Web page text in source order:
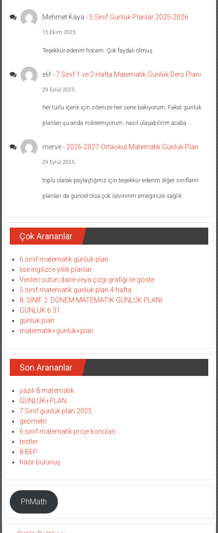
Mehmet Kaya - 5.Sınıf Günlük Planlar 2025-2026
15 Ekim 2025
Teşekkür ederim hocam. Çok faydalı olmuş.
elif-7.Sınıf 1.ve 2.Hafta Matematik Günlük Ders Planı
29 Eylül 2025
her türlü içerik için sitenize her sene bakıyorum. Fakat günlük
planları şu anda indiremiyorum. nasıl ulaşabilirim acaba
merve- 2026-2027 Ortaokul Matematik Günlük Plan
29 Eylül 2025
toplu olarak paylaştığınız için teşekkür ederim diğer sınıfların
planları da güncel olsa çok sevinirim emeğinize sağlık
Çok Arananlar
6.sınıf matematik günlük plan
lise ingilizce yıllık planlar
Verileri sütun daire veya çizgi grafiği ile göste
5.sınıf matematik günlük plan 4.hafta
8. SINIF 2. DÖNEM MATEMATİK GÜNLÜK PLANI
GÜNLÜK 6 31
günlük plan
matematik+günlük+plan
Son Arananlar
yazılı 8 matematik
GÜNLÜK+PLAN
7.Sınıf günlük plan 2025
geometri
6.sınıf matematik proje konuları
testler
8 BEP
hazır bulunuş
PhMath